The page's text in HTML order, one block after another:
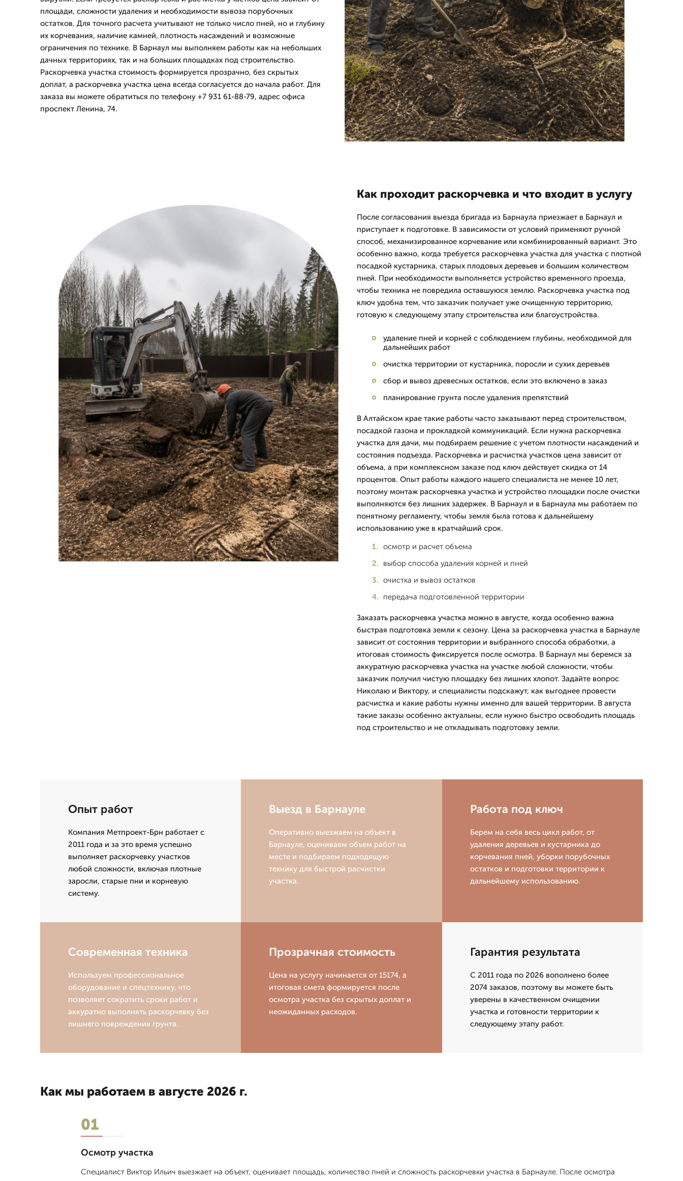
площади, сложности удаления и необходимости вывоза порубочных
остатков. Для точного расчета учитывают не только число пней, но и глубину
их корчевания, наличие камней, плотность насаждений и возможные
ограничения по технике. В Барнаул мы выполняем работы как на небольших
дачных территориях, так и на больших площадках под строительство.
Раскорчевка участка стоимость формируется прозрачно, без скрытых
доплат, а раскорчевка участка цена всегда согласуется до начала работ. Для
заказа вы можете обратиться по телефону +7 931 61-88-79, адрес офиса
проспект Ленина, 74.
Как проходит раскорчевка и что входит в услугу
После согласования выезда бригада из Барнаула приезжает в Барнаул и
приступает к подготовке. В зависимости от условий применяют ручной
способ, механизированное корчевание или комбинированный вариант. Это
особенно важно, когда требуется раскорчевка участка для участка с плотной
посадкой кустарника, старых плодовых деревьев и большим количеством
пней. При необходимости выполняется устройство временного проезда,
чтобы техника не повредила оставшуюся землю. Раскорчевка участка под
ключ удобна тем, что заказчик получает уже очищенную территорию,
готовую к следующему этапу строительства или благоустройства.
удаление пней и корней с соблюдением глубины, необходимой для
дальнейших работ
очистка территории от кустарника, поросли и сухих деревьев
сбор и вывоз древесных остатков, если это включено в заказ
планирование грунта после удаления препятствий
В Алтайском крае такие работы часто заказывают перед строительством,
посадкой газона и прокладкой коммуникаций. Если нужна раскорчевка
участка для дачи, мы подбираем решение с учетом плотности насаждений и
состояния подъезда. Раскорчевка и расчистка участков цена зависит от
объема, а при комплексном заказе под ключ действует скидка от 14
процентов. Опыт работы каждого нашего специалиста не менее 10 лет,
поэтому монтаж раскорчевка участка и устройство площадки после очистки
выполняются без лишних задержек. В Барнаул и в Барнаула мы работаем по
понятному регламенту, чтобы земля была готова к дальнейшему
использованию уже в кратчайший срок.
осмотр и расчет объема
выбор способа удаления корней и пней
очистка и вывоз остатков
передача подготовленной территории
Заказать раскорчевка участка можно в августе, когда особенно важна
быстрая подготовка земли к сезону. Цена за раскорчевка участка в Барнауле
зависит от состояния территории и выбранного способа обработки, а
итоговая стоимость фиксируется после осмотра. В Барнаул мы беремся за
аккуратную раскорчевка участка на участке любой сложности, чтобы
заказчик получил чистую площадку без лишних хлопот. Задайте вопрос
Николаю и Виктору, и специалисты подскажут, как выгоднее провести
расчистка и какие работы нужны именно для вашей территории. В августа
такие заказы особенно актуальны, если нужно быстро освободить площадь
под строительство и не откладывать подготовку земли.
Опыт работ
Компания Метпроект-Брн работает с
2011 года и за это время успешно
выполняет раскорчевку участков
любой сложности, включая плотные
заросли, старые пни и корневую
систему.
Выезд в Барнауле
Оперативно выезжаем на объект в
Барнауле, оцениваем объем работ на
месте и подбираем подходящую
технику для быстрой расчистки
участка.
Работа под ключ
Берем на себя весь цикл работ, от
удаления деревьев и кустарника до
корчевания пней, уборки порубочных
остатков и подготовки территории к
дальнейшему использованию.
Современная техника
Используем профессиональное
оборудование и спецтехнику, что
позволяет сократить сроки работ и
аккуратно выполнять раскорчевку без
лишнего повреждения грунта.
Прозрачная стоимость
Цена на услугу начинается от 15174, а
итоговая смета формируется после
осмотра участка без скрытых доплат и
неожиданных расходов.
Гарантия результата
С 2011 года по 2026 вополнено более
2074 заказов, поэтому вы можете быть
уверены в качественном очищении
участка и готовности территории к
следующему этапу работ.
Как мы работаем в августе 2026 г.
01
Осмотр участка
Специалист Виктор Ильич выезжает на объект, оценивает площадь, количество пней и сложность раскорчевки участка в Барнауле. После осмотра